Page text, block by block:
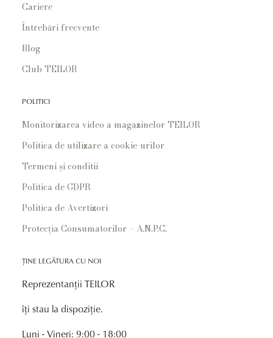
Cariere
Întrebări frecvente
Blog
Club TEILOR
POLITICI
Monitorizarea video a magazinelor TEILOR
Politica de utilizare a cookie-urilor
Termeni și conditii
Politica de GDPR
Politica de Avertizori
Protecția Consumatorilor – A.N.P.C.
ȚINE LEGĂTURA CU NOI
Reprezentanții TEILOR
îți stau la dispoziție.
Luni - Vineri: 9:00 - 18:00